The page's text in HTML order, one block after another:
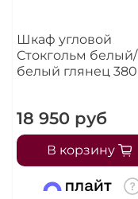
Шкаф угловой
Стокгольм белый/
белый глянец 380
18 950 руб
В корзину